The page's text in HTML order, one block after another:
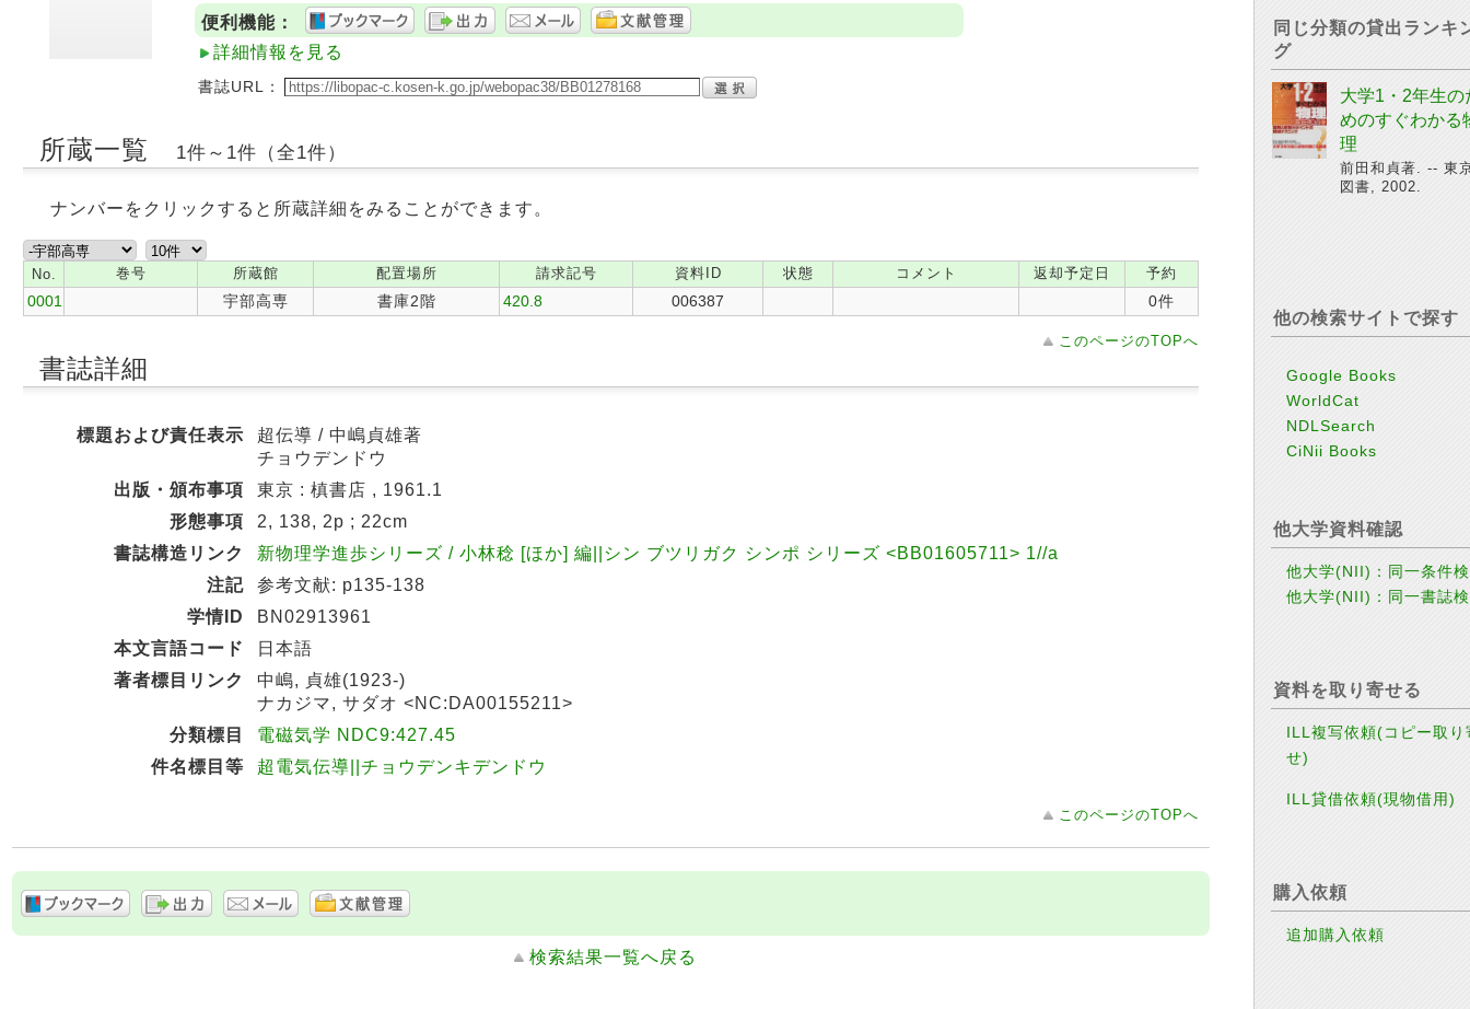
便利機能：
詳細情報を見る
書誌URL：
所蔵一覧 1件～1件（全1件）
ナンバーをクリックすると所蔵詳細をみることができます。
No. 巻号 所蔵館 配置場所 請求記号 資料ID 状態 コメント 返却予定日 予約
0001 宇部高専 書庫2階 420.8 006387 0件
このページのTOPへ
書誌詳細
標題および責任表示
超伝導 / 中嶋貞雄著
チョウデンドウ
出版・頒布事項
東京 : 槙書店 , 1961.1
形態事項
2, 138, 2p ; 22cm
書誌構造リンク
新物理学進歩シリーズ / 小林稔 [ほか] 編||シン ブツリガク シンポ シリーズ <BB01605711> 1//a
注記
参考文献: p135-138
学情ID
BN02913961
本文言語コード
日本語
著者標目リンク
中嶋, 貞雄(1923-)
ナカジマ, サダオ <NC:DA00155211>
分類標目
電磁気学 NDC9:427.45
件名標目等
超電気伝導||チョウデンキデンドウ
このページのTOPへ
検索結果一覧へ戻る
同じ分類の貸出ランキ
グ
大学1・2年生の
めのすぐわかる
理
前田和貞著. -- 東
図書, 2002.
他の検索サイトで探す
Google Books
WorldCat
NDLSearch
CiNii Books
他大学資料確認
他大学(NII)：同一条件
他大学(NII)：同一書誌
資料を取り寄せる
ILL複写依頼(コピー取り
せ)
ILL貸借依頼(現物借用)
購入依頼
追加購入依頼